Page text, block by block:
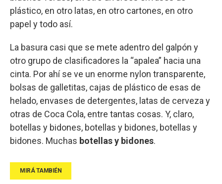
plástico, en otro latas, en otro cartones, en otro
papel y todo así.
La basura casi que se mete adentro del galpón y
otro grupo de clasificadores la “apalea” hacia una
cinta. Por ahí se ve un enorme nylon transparente,
bolsas de galletitas, cajas de plástico de esas de
helado, envases de detergentes, latas de cerveza y
otras de Coca Cola, entre tantas cosas. Y, claro,
botellas y bidones, botellas y bidones, botellas y
bidones. Muchas botellas y bidones.